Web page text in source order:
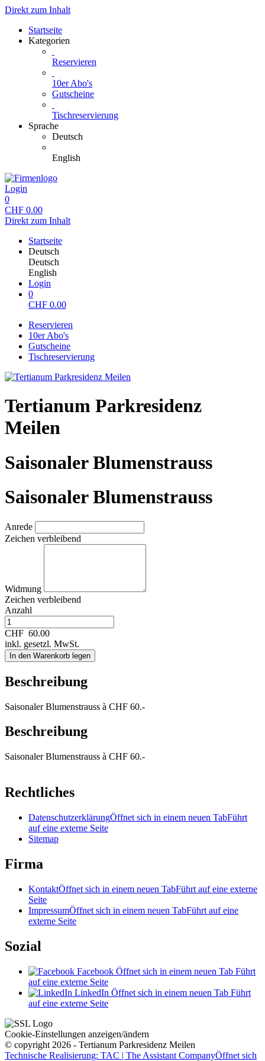
Direkt zum Inhalt
Startseite
Kategorien
Reservieren
10er Abo's
Gutscheine
Tischreservierung
Sprache
Deutsch
English
Login
0
CHF 0.00
Direkt zum Inhalt
Startseite
Deutsch
Deutsch
English
Login
0
CHF 0.00
Reservieren
10er Abo's
Gutscheine
Tischreservierung
Tertianum Parkresidenz
Meilen
Saisonaler Blumenstrauss
Saisonaler Blumenstrauss
Anrede
Zeichen verbleibend
Widmung
Zeichen verbleibend
Anzahl
CHF 60.00
inkl. gesetzl. MwSt.
In den Warenkorb legen
Beschreibung
Saisonaler Blumenstrauss à CHF 60.-
Beschreibung
Saisonaler Blumenstrauss à CHF 60.-
Rechtliches
DatenschutzerklärungÖffnet sich in einem neuen TabFührt
auf eine externe Seite
Sitemap
Firma
KontaktÖffnet sich in einem neuen TabFührt auf eine externe
Seite
ImpressumÖffnet sich in einem neuen TabFührt auf eine
externe Seite
Sozial
Facebook Öffnet sich in einem neuen Tab Führt
auf eine externe Seite
LinkedIn Öffnet sich in einem neuen Tab Führt
auf eine externe Seite
Cookie-Einstellungen anzeigen/ändern
© copyright 2026 - Tertianum Parkresidenz Meilen
Technische Realisierung: TAC | The Assistant CompanyÖffnet sich